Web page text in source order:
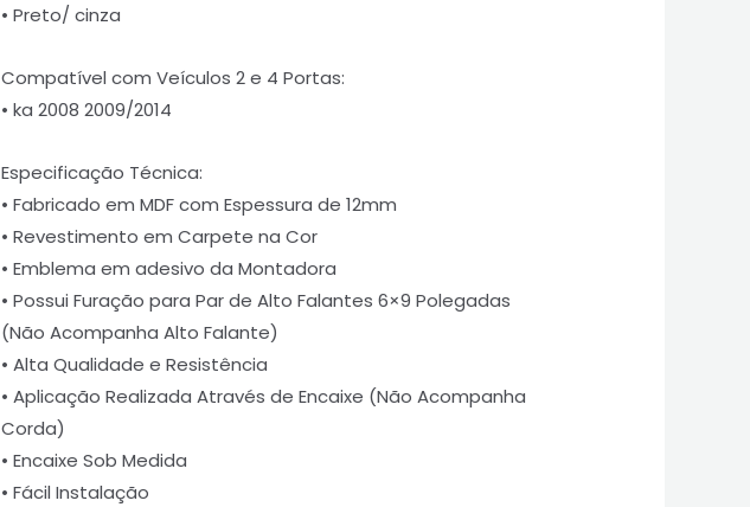
• Preto/ cinza
Compatível com Veículos 2 e 4 Portas:
• ka 2008 2009/2014
Especificação Técnica:
• Fabricado em MDF com Espessura de 12mm
• Revestimento em Carpete na Cor
• Emblema em adesivo da Montadora
• Possui Furação para Par de Alto Falantes 6×9 Polegadas
(Não Acompanha Alto Falante)
• Alta Qualidade e Resistência
• Aplicação Realizada Através de Encaixe (Não Acompanha
Corda)
• Encaixe Sob Medida
• Fácil Instalação